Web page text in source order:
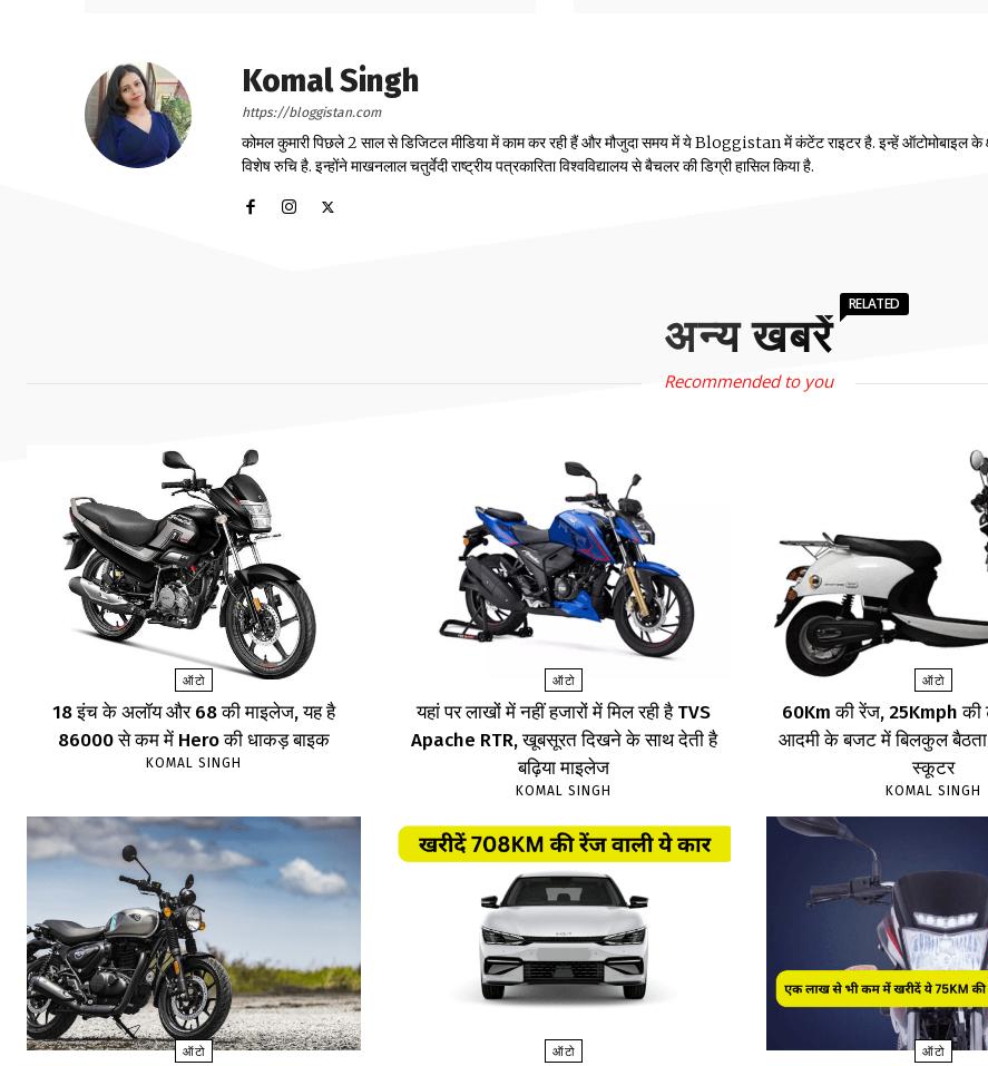
Komal Singh
https://bloggistan.com
कोमल कुमारी पिछले 2 साल से डिजिटल मीडिया में काम कर रही हैं और मौजुदा समय में ये Bloggistan में कंटेंट राइटर है. इन्हें ऑटोमोबाइल के
विशेष रुचि है. इन्होंने माखनलाल चतुर्वेदी राष्ट्रीय पत्रकारिता विश्वविद्यालय से बैचलर की डिग्री हासिल किया है.
अन्य खबरें
RELATED
Recommended to you
ऑटो
18 इंच के अलॉय और 68 की माइलेज, यह है
86000 से कम में Hero की धाकड़ बाइक
KOMAL SINGH
ऑटो
यहां पर लाखों में नहीं हजारों में मिल रही है TVS
Apache RTR, खूबसूरत दिखने के साथ देती है
बढ़िया माइलेज
KOMAL SINGH
ऑटो
60Km की रेंज, 25Kmph की
आदमी के बजट में बिलकुल
स्कूटर
KOMAL SINGH
ऑटो ऑटो ऑटो